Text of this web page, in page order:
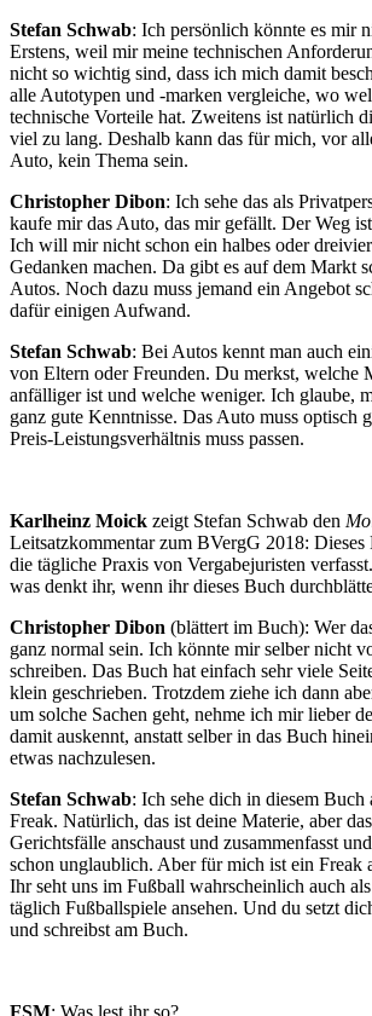
Stefan Schwab: Ich persönlich könnte es mir
Erstens, weil mir meine technischen
nicht so wichtig sind, dass ich mich damit
alle Autotypen und -marken vergleiche, wo
technische Vorteile hat. Zweitens ist natürlich
viel zu lang. Deshalb kann das für mich, vor
Auto, kein Thema sein.
Christopher Dibon: Ich sehe das als
kaufe mir das Auto, das mir gefällt. Der Weg
Ich will mir nicht schon ein halbes oder
Gedanken machen. Da gibt es auf dem Markt
Autos. Noch dazu muss jemand ein Angebot
dafür einigen Aufwand.
Stefan Schwab: Bei Autos kennt man auch
von Eltern oder Freunden. Du merkst, welche
anfälliger ist und welche weniger. Ich glaube,
ganz gute Kenntnisse. Das Auto muss optisch
Preis-Leistungsverhältnis muss passen.
Karlheinz Moick zeigt Stefan Schwab den
Leitsatzkommentar zum BVergG 2018:
die tägliche Praxis von Vergabejuristen
was denkt ihr, wenn ihr dieses Buch
Christopher Dibon (blättert im Buch): Wer
ganz normal sein. Ich könnte mir selber nicht
schreiben. Das Buch hat einfach sehr viele
klein geschrieben. Trotzdem ziehe ich dann
um solche Sachen geht, nehme ich mir lieber
damit auskennt, anstatt selber in das Buch
etwas nachzulesen.
Stefan Schwab: Ich sehe dich in diesem Buch
Freak. Natürlich, das ist deine Materie, aber
Gerichtsfälle anschaust und zusammenfasst
schon unglaublich. Aber für mich ist ein Freak
Ihr seht uns im Fußball wahrscheinlich auch
täglich Fußballspiele ansehen. Und du setzt
und schreibst am Buch.
FSM: Was lest ihr so?